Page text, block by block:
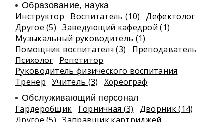
Образование, наука
Инструктор Воспитатель (10)
Дефектолог
Другое (5)
Заведующий кафедрой (1)
Музыкальный руководитель (1)
Помощник воспитателя (3)
Преподаватель
Психолог
Репетитор
Руководитель физического воспитания
Тренер Учитель (3) Хореограф
Обслуживающий персонал
Гардеробщик Горничная (3)
Дворник (14)
Другое (5)
Заправщик картриджей